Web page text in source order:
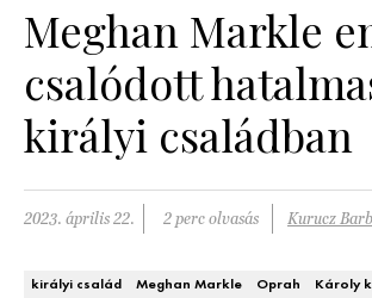
SZÉPSÉG
ÉLETMÓD
PÁRKAPCSOLAT
Meghan Markle
csalódott
királyi családban
2023. április 22. 2 perc olvasás Kurucz
királyi család Meghan Markle Oprah Károly